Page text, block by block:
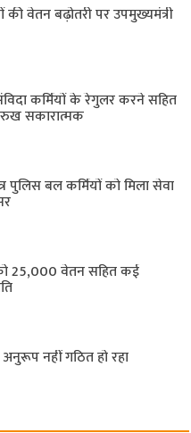
की वेतन बढ़ोतरी पर उपमुख्यमंत्री
कर्मियों के रेगुलर करने सहित
रुख सकारात्मक
पुलिस बल ​कर्मियों को मिला सेवा
25,000 वेतन सहित कई
नहीं गठित हो रहा